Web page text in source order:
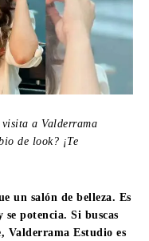
a Valderrama
de look? ¡Te
un salón de belleza. Es
potencia. Si buscas
Valderrama Estudio es